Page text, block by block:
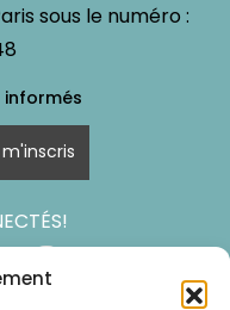
sous le numéro :